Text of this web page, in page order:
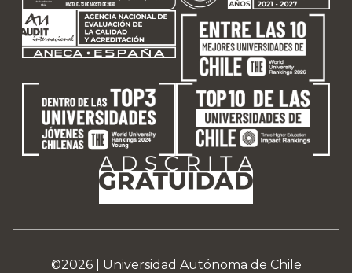
©2026 | Universidad Autónoma de Chile